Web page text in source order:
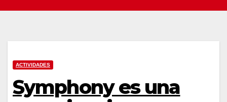
ACTIVIDADES
Symphony es una